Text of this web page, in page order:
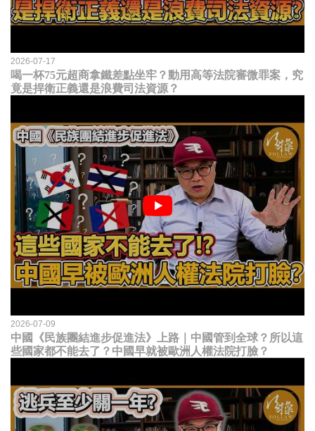
2026-07-17
喝一杯75元超商拿鐵差點坐牢？動用高等法院審微罪案，究
竟是捍衛正義還是浪費司法資源？
2026-07-09
中國《民族團結進步促進法》上路｜中國管到全球？所以這
些國家都不能去了？中國早就被歐洲人權法院打臉？